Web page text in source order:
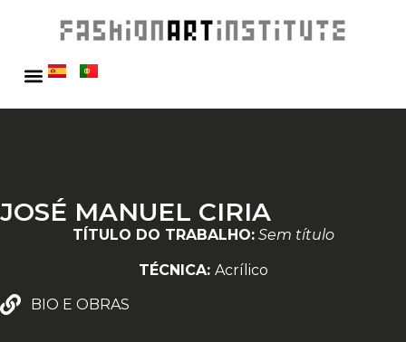
JOSÉ MANUEL CIRIA
TÍTULO DO TRABALHO: Sem título
TÉCNICA: Acrílico
BIO E OBRAS